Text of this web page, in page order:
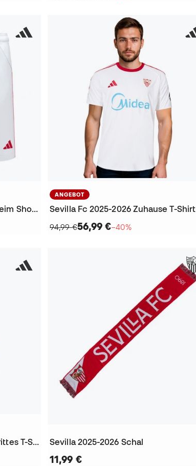
Kinder Sevilla FC 2025-2026 Heim Shorts
ANGEBOT
Sevilla Fc 2025-2026 Zuhause T-Shirt
94,99 €56,99 €−40%
Kinder Sevilla Fc 2025-2026 Drittes T-Shirt
Sevilla 2025-2026 Schal
11,99 €